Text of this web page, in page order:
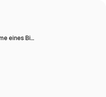
eines Bi…